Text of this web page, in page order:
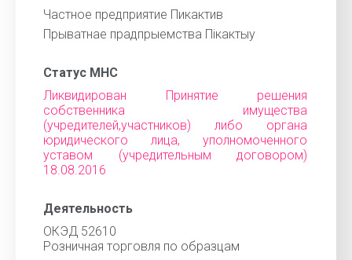
Частное предприятие Пикактив
Прыватнае прадпрыемства Пiкактыу
Статус МНС
Ликвидирован Принятие решения
собственника имущества
(учредителей,участников) либо органа
юридического лица, уполномоченного
уставом (учредительным договором)
18.08.2016
Деятельность
ОКЭД 52610
Розничная торговля по образцам